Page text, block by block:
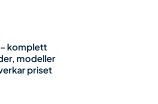
komplett
modeller
priset